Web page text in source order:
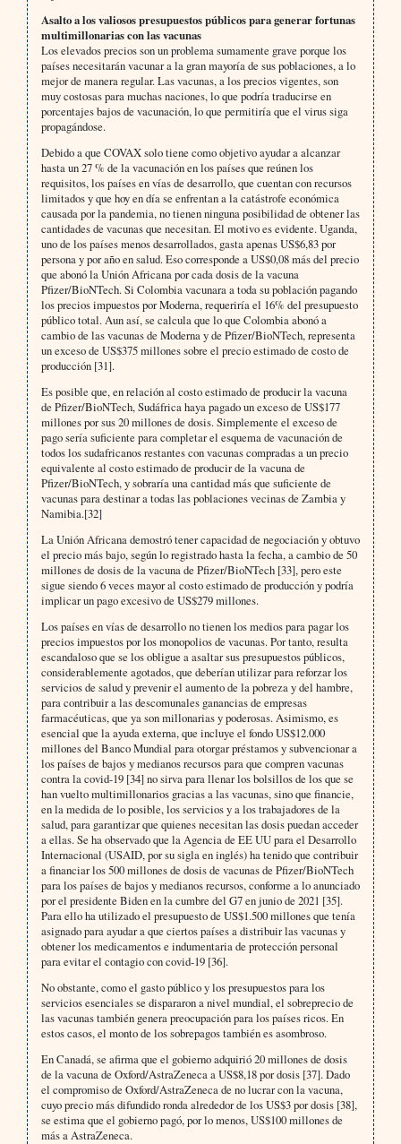
Asalto a los valiosos presupuestos públicos para generar fortunas
multimillonarias con las vacunas
Los elevados precios son un problema sumamente grave porque los
países necesitarán vacunar a la gran mayoría de sus poblaciones, a lo
mejor de manera regular. Las vacunas, a los precios vigentes, son
muy costosas para muchas naciones, lo que podría traducirse en
porcentajes bajos de vacunación, lo que permitiría que el virus siga
propagándose.
Debido a que COVAX solo tiene como objetivo ayudar a alcanzar
hasta un 27 % de la vacunación en los países que reúnen los
requisitos, los países en vías de desarrollo, que cuentan con recursos
limitados y que hoy en día se enfrentan a la catástrofe económica
causada por la pandemia, no tienen ninguna posibilidad de obtener las
cantidades de vacunas que necesitan. El motivo es evidente. Uganda,
uno de los países menos desarrollados, gasta apenas US$6,83 por
persona y por año en salud. Eso corresponde a US$0,08 más del precio
que abonó la Unión Africana por cada dosis de la vacuna
Pfizer/BioNTech. Si Colombia vacunara a toda su población pagando
los precios impuestos por Moderna, requeriría el 16% del presupuesto
público total. Aun así, se calcula que lo que Colombia abonó a
cambio de las vacunas de Moderna y de Pfizer/BioNTech, representa
un exceso de US$375 millones sobre el precio estimado de costo de
producción [31].
Es posible que, en relación al costo estimado de producir la vacuna
de Pfizer/BioNTech, Sudáfrica haya pagado un exceso de US$177
millones por sus 20 millones de dosis. Simplemente el exceso de
pago sería suficiente para completar el esquema de vacunación de
todos los sudafricanos restantes con vacunas compradas a un precio
equivalente al costo estimado de producir de la vacuna de
Pfizer/BioNTech, y sobraría una cantidad más que suficiente de
vacunas para destinar a todas las poblaciones vecinas de Zambia y
Namibia.[32]
La Unión Africana demostró tener capacidad de negociación y obtuvo
el precio más bajo, según lo registrado hasta la fecha, a cambio de 50
millones de dosis de la vacuna de Pfizer/BioNTech [33], pero este
sigue siendo 6 veces mayor al costo estimado de producción y podría
implicar un pago excesivo de US$279 millones.
Los países en vías de desarrollo no tienen los medios para pagar los
precios impuestos por los monopolios de vacunas. Por tanto, resulta
escandaloso que se los obligue a asaltar sus presupuestos públicos,
considerablemente agotados, que deberían utilizar para reforzar los
servicios de salud y prevenir el aumento de la pobreza y del hambre,
para contribuir a las descomunales ganancias de empresas
farmacéuticas, que ya son millonarias y poderosas. Asimismo, es
esencial que la ayuda externa, que incluye el fondo US$12.000
millones del Banco Mundial para otorgar préstamos y subvencionar a
los países de bajos y medianos recursos para que compren vacunas
contra la covid-19 [34] no sirva para llenar los bolsillos de los que se
han vuelto multimillonarios gracias a las vacunas, sino que financie,
en la medida de lo posible, los servicios y a los trabajadores de la
salud, para garantizar que quienes necesitan las dosis puedan acceder
a ellas. Se ha observado que la Agencia de EE UU para el Desarrollo
Internacional (USAID, por su sigla en inglés) ha tenido que contribuir
a financiar los 500 millones de dosis de vacunas de Pfizer/BioNTech
para los países de bajos y medianos recursos, conforme a lo anunciado
por el presidente Biden en la cumbre del G7 en junio de 2021 [35].
Para ello ha utilizado el presupuesto de US$1.500 millones que tenía
asignado para ayudar a que ciertos países a distribuir las vacunas y
obtener los medicamentos e indumentaria de protección personal
para evitar el contagio con covid-19 [36].
No obstante, como el gasto público y los presupuestos para los
servicios esenciales se dispararon a nivel mundial, el sobreprecio de
las vacunas también genera preocupación para los países ricos. En
estos casos, el monto de los sobrepagos también es asombroso.
En Canadá, se afirma que el gobierno adquirió 20 millones de dosis
de la vacuna de Oxford/AstraZeneca a US$8,18 por dosis [37]. Dado
el compromiso de Oxford/AstraZeneca de no lucrar con la vacuna,
cuyo precio más difundido ronda alrededor de los US$3 por dosis [38],
se estima que el gobierno pagó, por lo menos, US$100 millones de
más a AstraZeneca.